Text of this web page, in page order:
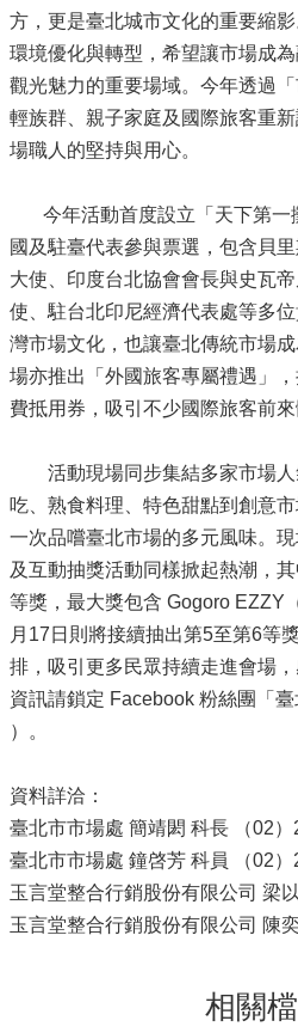
方，更是臺北城市文化的重要縮
環境優化與轉型，希望讓市場成
觀光魅力的重要場域。今年透過
輕族群、親子家庭及國際旅客重
場職人的堅持與用心。
今年活動首度設立「天下第一
國及駐臺代表參與票選，包含貝
大使、印度台北協會會長與史瓦
使、駐台北印尼經濟代表處等多
灣市場文化，也讓臺北傳統市場
場亦推出「外國旅客專屬禮遇」
費抵用券，吸引不少國際旅客前來
活動現場同步集結多家市場人
吃、熟食料理、特色甜點到創意
一次品嚐臺北市場的多元風味。
及互動抽獎活動同樣掀起熱潮，
等獎，最大獎包含 Gogoro EZZY
月17日則將接續抽出第5至第6等
排，吸引更多民眾持續走進會場
資訊請鎖定 Facebook 粉絲團「
）。
資料詳洽：
臺北市市場處 簡靖閎 科長 （02
臺北市市場處 鐘啓芳 科員 （02
玉言堂整合行銷股份有限公司 梁
玉言堂整合行銷股份有限公司 陳
相關